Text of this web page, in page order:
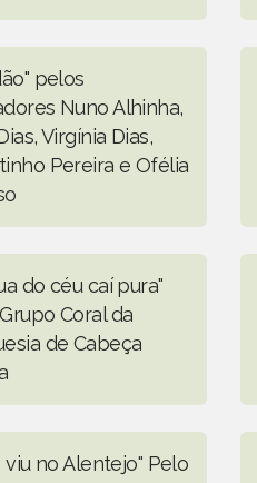
pelos
Nuno Alhinha,
Virgínia Dias,
Pereira e Ofélia
do céu caí pura"
Coral da
de Cabeça
viu no Alentejo" Pelo